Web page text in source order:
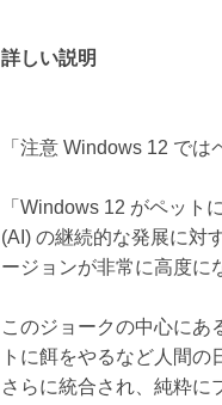
詳しい説明
「注意 Windows 12 では
「Windows 12 がペッ
(AI) の継続的な発展に対
ージョンが非常に高度に
このジョークの中心にあ
トに餌をやるなど人間
さらに統合され、純粋に